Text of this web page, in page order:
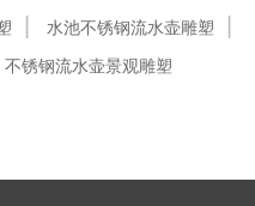
水池不锈钢流水壶雕塑
不锈钢流水壶景观雕塑